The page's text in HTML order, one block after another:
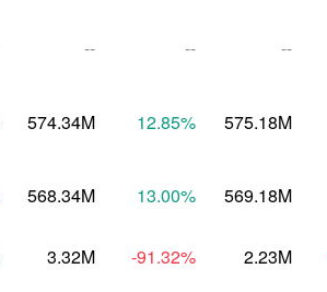
-- -- --
574.34M 12.85% 575.18M
568.34M 13.00% 569.18M
3.32M -91.32% 2.23M